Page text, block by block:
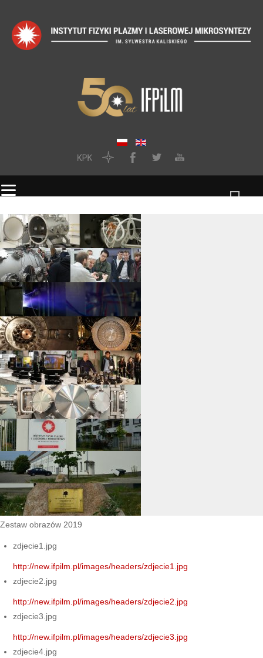
Zestaw obrazów 2019
zdjecie1.jpg
http://new.ifpilm.pl/images/headers/zdjecie1.jpg
zdjecie2.jpg
http://new.ifpilm.pl/images/headers/zdjecie2.jpg
zdjecie3.jpg
http://new.ifpilm.pl/images/headers/zdjecie3.jpg
zdjecie4.jpg